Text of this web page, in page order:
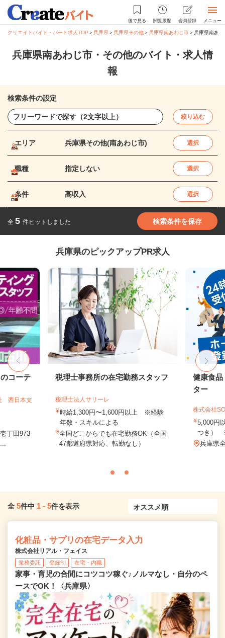
後で見る 閲覧履歴 会員登録 メニュー
クリエイトバイト・パート求人TOP ＞兵庫県＞兵庫県その他＞兵庫県南あわじ市＞兵庫県南あ
兵庫県南あわじ市・その他のバイト・求人情
報
検索条件の設定
絞り込む
エリア 兵庫県その他(南あわじ市) 選択
職種 指定しない 選択
条件 高収入 選択
全 5 件ヒットしました 検索条件を保存
兵庫県のピックアップPR求人
コーテ
西日本支
丁田973-
税理士事務所の在宅勤務スタッフ
税理士法人サリーレ
時給1,300円〜1,600円以上 ※経験
年数・スキルによる
全国どこからでも在宅勤務OK（全国
47都道府県対応、転勤なし）
健康食品
ター
株式会社
5,000円
つき）
兵庫県
全 5件中 1 - 5件を表示
化粧品・サプリの在宅データ入力
株式会社リアル・フェイス
業務委託 登録制 在宅・内職
家事・育児の合間にコツコツ稼ぐ♪ノルマなし・自分のペ
ースでOK！〈兵庫県〉